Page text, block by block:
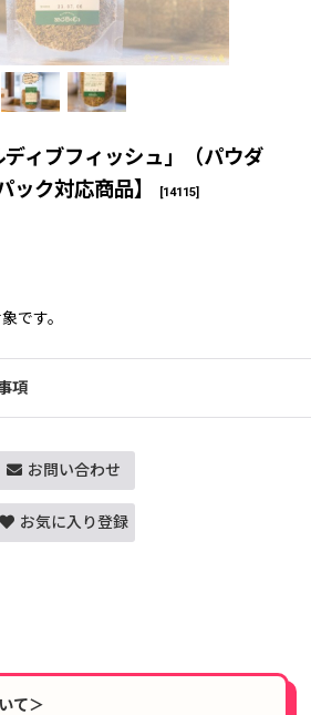
ィブフィッシュ」（パウダ
ク対応商品】
[14115]
です。
項
お問い合わせ
お気に入り登録
て＞